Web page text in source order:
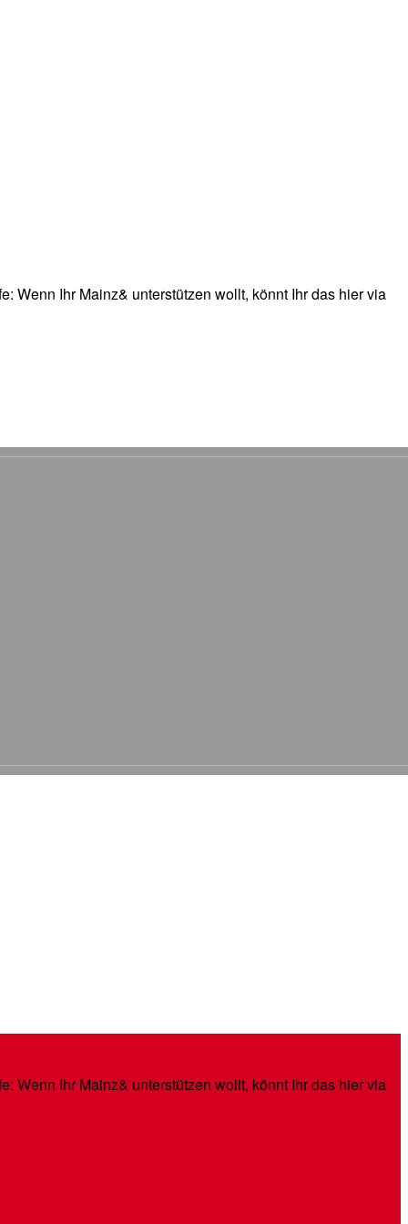
Wenn Ihr Mainz& unterstützen wollt, könnt Ihr das hier via
Wenn Ihr Mainz& unterstützen wollt, könnt Ihr das hier via